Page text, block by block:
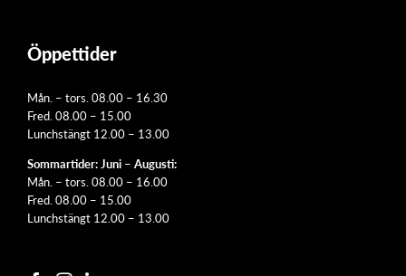
Öppettider
Mån. – tors. 08.00 – 16.30
Fred. 08.00 – 15.00
Lunchstängt 12.00 – 13.00
Sommartider: Juni – Augusti:
Mån. – tors. 08.00 – 16.00
Fred. 08.00 – 15.00
Lunchstängt 12.00 – 13.00